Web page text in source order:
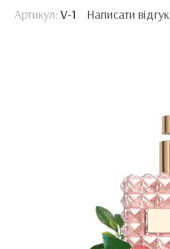
Артикул: V-1 Написати відгук